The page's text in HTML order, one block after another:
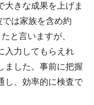
大きな成果を上げま
では家族を含め約
と言いますが、
入力してもらえれ
ました。事前に把握
し、効率的に検査で